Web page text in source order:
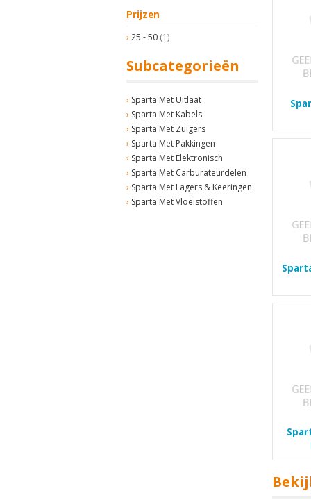
Prijzen
25 - 50 (1)
Subcategorieën
Sparta Met Uitlaat
Sparta Met Kabels
Sparta Met Zuigers
Sparta Met Pakkingen
Sparta Met Elektronisch
Sparta Met Carburateurdelen
Sparta Met Lagers & Keeringen
Sparta Met Vloeistoffen